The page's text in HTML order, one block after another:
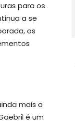
para os
a se
os
mais o
é um